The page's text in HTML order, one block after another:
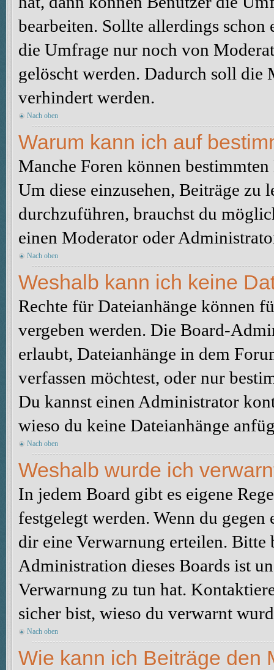
bearbeiten. Sollte allerdings schon
die Umfrage nur noch von
gelöscht werden. Dadurch soll
verhindert werden.
Nach oben
Warum kann ich auf
Manche Foren können
Um diese einzusehen, Beiträge zu
durchzuführen, brauchst du
einen Moderator oder
Nach oben
Weshalb kann ich keine
Rechte für Dateianhänge können
vergeben werden. Die Board-
erlaubt, Dateianhänge in dem
verfassen möchtest, oder nur
Du kannst einen Administrator
wieso du keine Dateianhänge
Nach oben
Weshalb wurde ich
In jedem Board gibt es eigene
festgelegt werden. Wenn du
dir eine Verwarnung erteilen. Bitte
Administration dieses Boards ist
Verwarnung zu tun hat.
sicher bist, wieso du verwarnt
Nach oben
Wie kann ich Beiträge den